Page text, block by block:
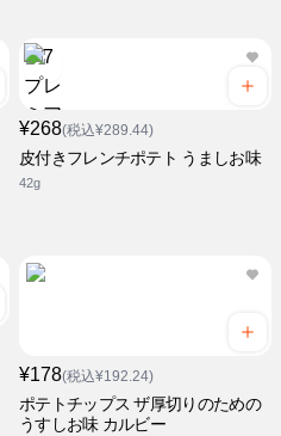
¥268(税込¥289.44)
皮付きフレンチポテト うましお味
42g
¥178(税込¥192.24)
ポテトチップス ザ厚切りのための
うすしお味 カルビー